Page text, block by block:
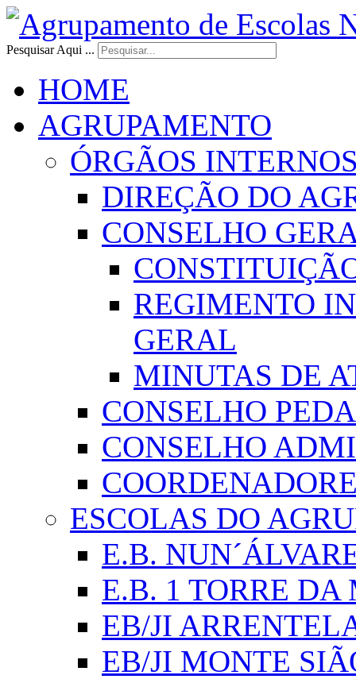
Pesquisar Aqui ...
HOME
AGRUPAMENTO
ÓRGÃOS
DIREÇÃO DO
CONSELHO
REGIMENTO
GERAL
MINUTAS DE
CONSELHO
CONSELHO
ESCOLAS DO
E.B.
E.B. 1 TORRE
EB/JI
EB/JI MONTE